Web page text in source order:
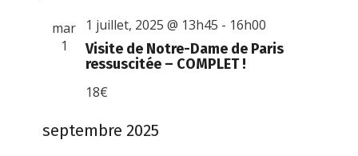
mar
1
Visite de Notre-Dame de Paris
ressuscitée – COMPLET !
1 juillet, 2025 @ 13h45 - 16h00
18€
septembre 2025